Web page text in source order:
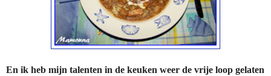
En ik heb mijn talenten in de keuken weer de vrije loop gelaten